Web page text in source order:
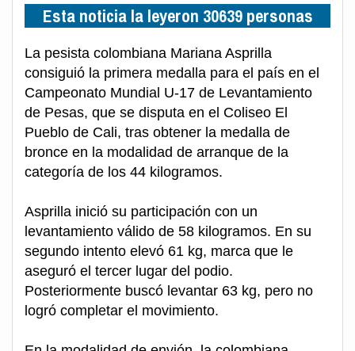
Esta noticia la leyeron 30639 personas
La pesista colombiana Mariana Asprilla
consiguió la primera medalla para el país en el
Campeonato Mundial U-17 de Levantamiento
de Pesas, que se disputa en el Coliseo El
Pueblo de Cali, tras obtener la medalla de
bronce en la modalidad de arranque de la
categoría de los 44 kilogramos.
Asprilla inició su participación con un
levantamiento válido de 58 kilogramos. En su
segundo intento elevó 61 kg, marca que le
aseguró el tercer lugar del podio.
Posteriormente buscó levantar 63 kg, pero no
logró completar el movimiento.